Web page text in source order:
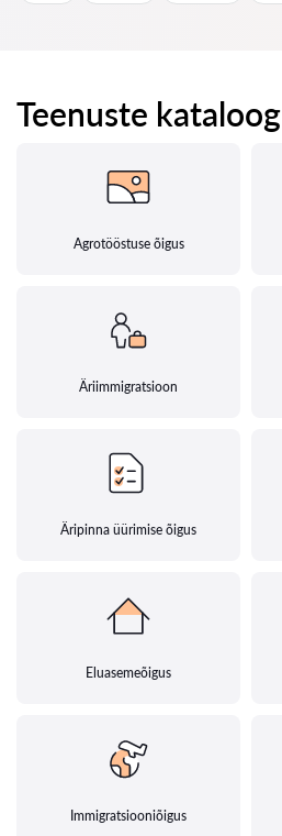
Teenuste kataloog
Agrotööstuse õigus
Äriimmigratsioon
Äripinna üürimise õigus
Eluasemeõigus
Immigratsiooniõigus